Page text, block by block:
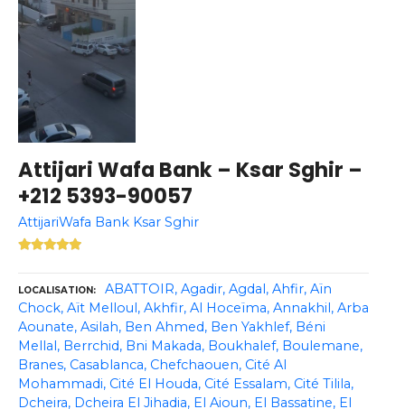
Attijari Wafa Bank – Ksar Sghir –
+212 5393-90057
AttijariWafa Bank Ksar Sghir
LOCALISATION ABATTOIR Agadir Agdal Ahfir Aïn
Chock Aït Melloul Akhfir Al Hoceïma Annakhil Arba
Aounate Asilah Ben Ahmed Ben Yakhlef Béni
Mellal Berrchid Bni Makada Boukhalef Boulemane
Branes Casablanca Chefchaouen Cité Al
Mohammadi Cité El Houda Cité Essalam Cité Tilila
Dcheira Dcheira El Jihadia El Aioun El Bassatine El